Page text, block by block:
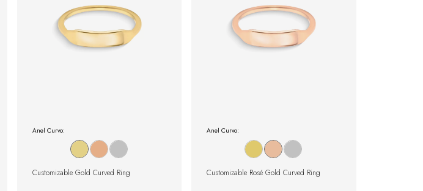
Anel Curvo:
Customizable Gold Curved Ring
Anel Curvo:
Customizable Rosé Gold Curved Ring